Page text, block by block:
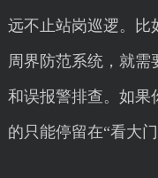
远不止站岗巡逻。比
周界防范系统，就需
和误报警排查。如果
的只能停留在“看大门